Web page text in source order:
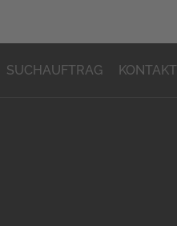
SUCHAUFTRAG KONTAKT